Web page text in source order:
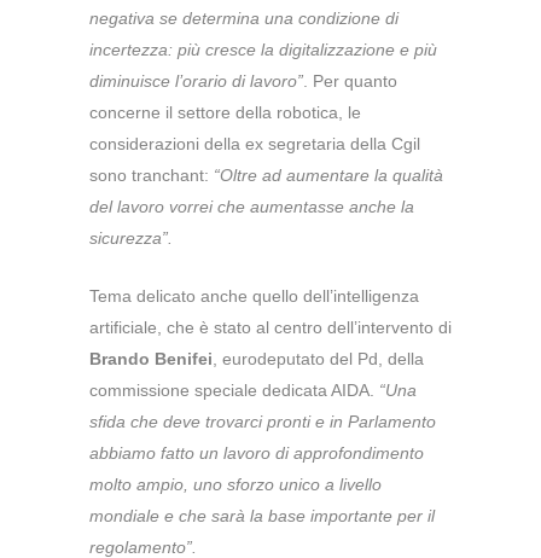
negativa se determina una condizione di
incertezza: più cresce la digitalizzazione e più
diminuisce l’orario di lavoro” . Per quanto
concerne il settore della robotica, le
considerazioni della ex segretaria della Cgil
sono tranchant: “Oltre ad aumentare la qualità
del lavoro vorrei che aumentasse anche la
sicurezza”.
Tema delicato anche quello dell’intelligenza
artificiale, che è stato al centro dell’intervento di
Brando Benifei , eurodeputato del Pd, della
commissione speciale dedicata AIDA. “Una
sfida che deve trovarci pronti e in Parlamento
abbiamo fatto un lavoro di approfondimento
molto ampio, uno sforzo unico a livello
mondiale e che sarà la base importante per il
regolamento”.